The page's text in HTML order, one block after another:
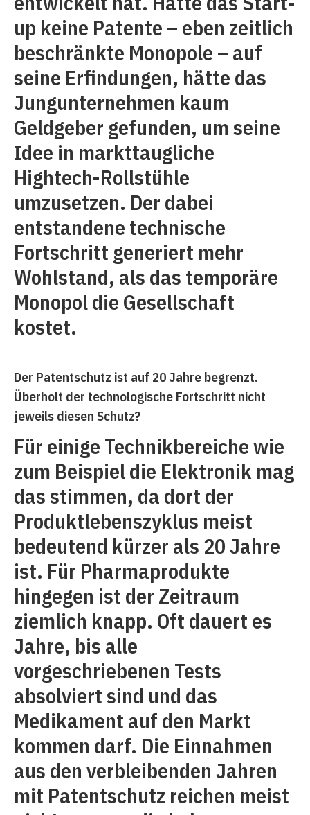
up keine Patente – eben zeitlich
beschränkte Monopole – auf
seine Erfindungen, hätte das
Jungunternehmen kaum
Geldgeber gefunden, um seine
Idee in markttaugliche
Hightech-Rollstühle
umzusetzen. Der dabei
entstandene technische
Fortschritt generiert mehr
Wohlstand, als das temporäre
Monopol die Gesellschaft
kostet.
Der Patentschutz ist auf 20 Jahre begrenzt.
Überholt der technologische Fortschritt nicht
jeweils diesen Schutz?
Für einige Technikbereiche wie
zum Beispiel die Elektronik mag
das stimmen, da dort der
Produktlebenszyklus meist
bedeutend kürzer als 20 Jahre
ist. Für Pharmaprodukte
hingegen ist der Zeitraum
ziemlich knapp. Oft dauert es
Jahre, bis alle
vorgeschriebenen Tests
absolviert sind und das
Medikament auf den Markt
kommen darf. Die Einnahmen
aus den verbleibenden Jahren
mit Patentschutz reichen meist